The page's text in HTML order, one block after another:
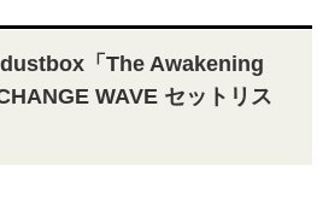
「The Awakening
WAVE セットリス